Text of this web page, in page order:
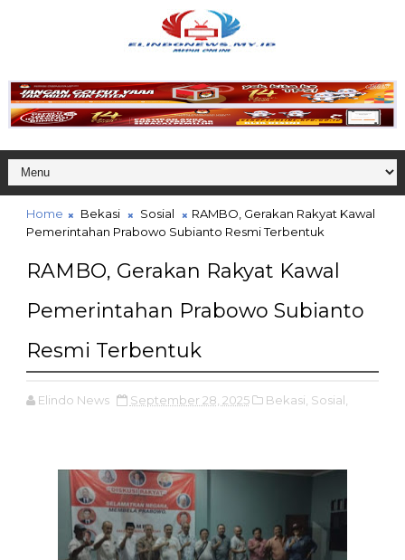
Home Bekasi Sosial
RAMBO, Gerakan Rakyat Kawal
Pemerintahan Prabowo Subianto Resmi Terbentuk
RAMBO, Gerakan Rakyat Kawal
Pemerintahan Prabowo Subianto
Resmi Terbentuk
Elindo News September 28, 2025 Bekasi, Sosial,